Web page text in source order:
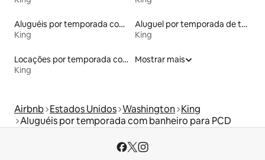
Aluguéis por temporada com acesso ao lago
King
Aluguel por temporada de tendas
King
Locações por temporada com piscina
King
Mostrar mais
Airbnb Estados Unidos Washington King
Aluguéis por temporada com banheiro para PCD